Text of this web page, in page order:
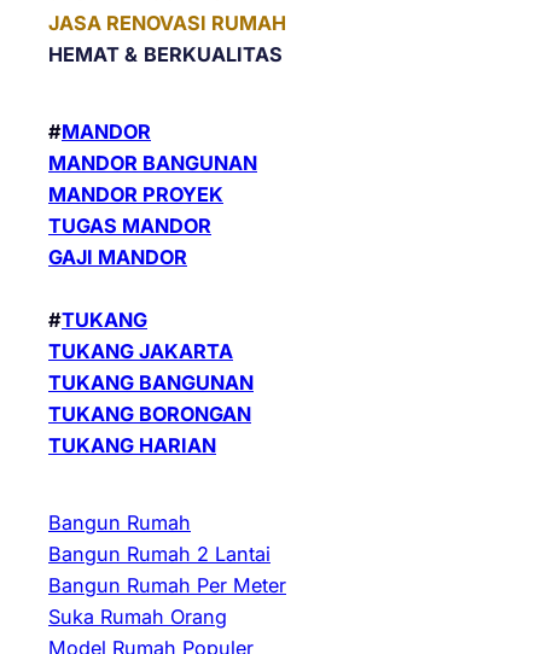
JASA RENOVASI RUMAH
HEMAT & BERKUALITAS
#MANDOR
MANDOR BANGUNAN
MANDOR PROYEK
TUGAS MANDOR
GAJI MANDOR
#TUKANG
TUKANG JAKARTA
TUKANG BANGUNAN
TUKANG BORONGAN
TUKANG HARIAN
Bangun Rumah
Bangun Rumah 2 Lantai
Bangun Rumah Per Meter
Suka Rumah Orang
Model Rumah Populer